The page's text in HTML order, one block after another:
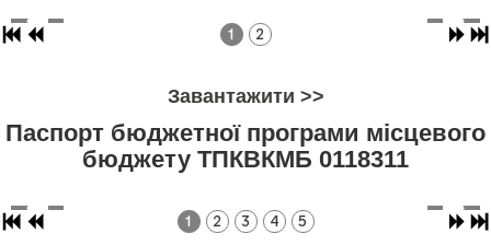
1 2
Завантажити >>
Паспорт бюджетної програми місцевого
бюджету ТПКВКМБ 0118311
1 2 3 4 5